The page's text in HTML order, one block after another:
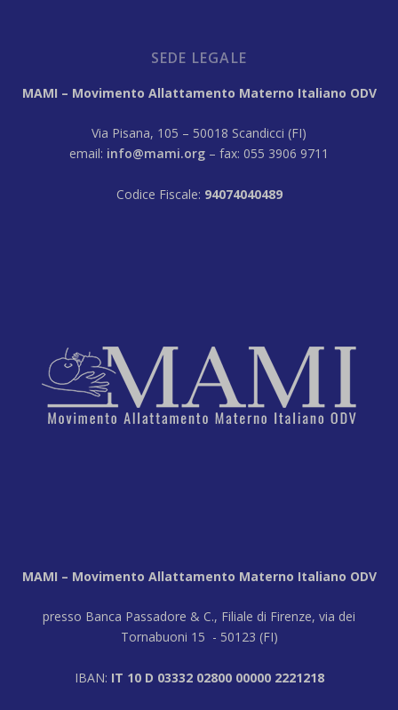
SEDE LEGALE
MAMI – Movimento Allattamento Materno Italiano ODV
Via Pisana, 105 – 50018 Scandicci (FI)
email: info@mami.org – fax: 055 3906 9711
Codice Fiscale: 94074040489
MAMI – Movimento Allattamento Materno Italiano ODV
presso Banca Passadore & C., Filiale di Firenze, via dei
Tornabuoni 15 - 50123 (FI)
IBAN: IT 10 D 03332 02800 00000 2221218